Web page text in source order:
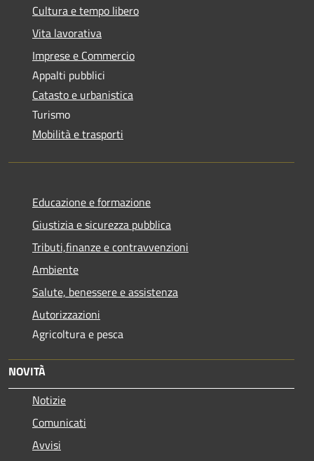
Cultura e tempo libero
Vita lavorativa
Imprese e Commercio
Appalti pubblici
Catasto e urbanistica
Turismo
Mobilità e trasporti
Educazione e formazione
Giustizia e sicurezza pubblica
Tributi,finanze e contravvenzioni
Ambiente
Salute, benessere e assistenza
Autorizzazioni
Agricoltura e pesca
NOVITÀ
Notizie
Comunicati
Avvisi